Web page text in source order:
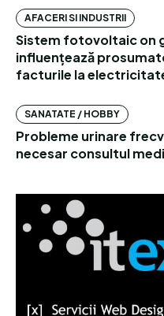
AFACERI SI INDUSTRII
Sistem fotovoltaic on
influențează
facturile la
SANATATE / HOBBY
Probleme urinare
necesar consultul